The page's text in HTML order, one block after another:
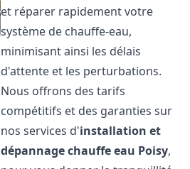
et réparer rapidement votre
système de chauffe-eau,
minimisant ainsi les délais
d'attente et les perturbations.
Nous offrons des tarifs
compétitifs et des garanties sur
nos services d'installation et
dépannage chauffe eau Poisy,